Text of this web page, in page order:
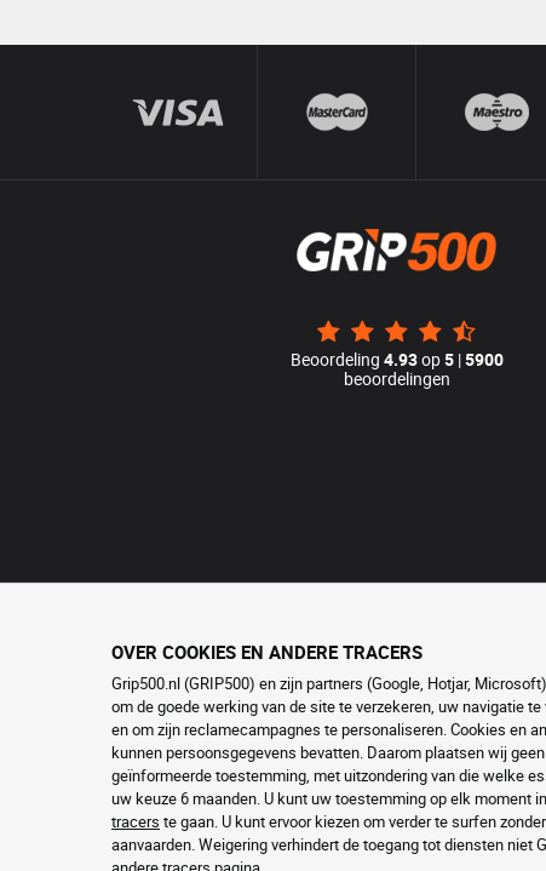
Beoordeling 4.93op5|5900
beoordelingen
OVER COOKIES EN ANDERE TRACERS
Grip500.nl (GRIP500) en zijn partners (Google, Hotjar,
om de goede werking van de site te verzekeren, uw navigatie
en om zijn reclamecampagnes te personaliseren. Cookies en
kunnen persoonsgegevens bevatten. Daarom plaatsen wij
geïnformeerde toestemming, met uitzondering van die welke
uw keuze 6 maanden. U kunt uw toestemming op elk moment
tracers te gaan. U kunt ervoor kiezen om verder te surfen
aanvaarden. Weigering verhindert de toegang tot diensten niet